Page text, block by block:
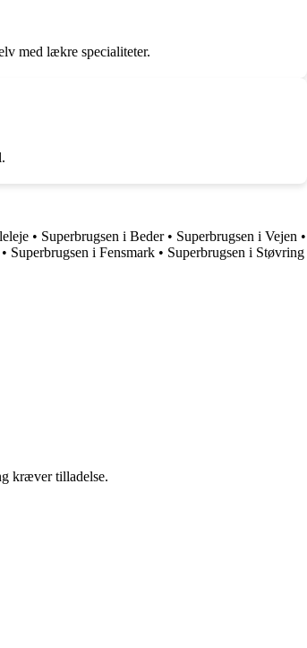
med lækre specialiteter.
• Superbrugsen i Beder• Superbrugsen i Vejen •
• Superbrugsen i Fensmark • Superbrugsen i Støvring
kræver tilladelse.